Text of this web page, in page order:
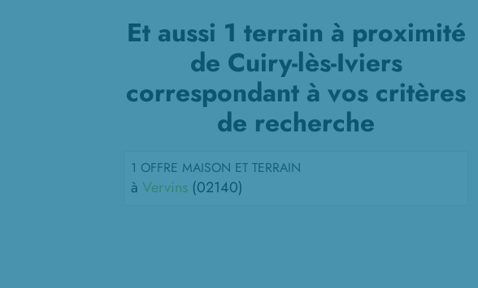
Et aussi 1 terrain à proximité
de Cuiry-lès-Iviers
correspondant à vos critères
de recherche
1 OFFRE MAISON ET TERRAIN
à Vervins (02140)